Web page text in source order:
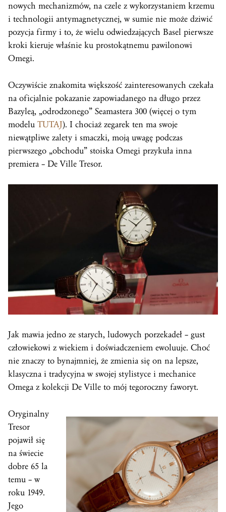
nowych mechanizmów, na czele z wykorzystaniem krzemu
i technologii antymagnetycznej, w sumie nie może dziwić
pozycja firmy i to, że wielu odwiedzających Basel pierwsze
kroki kieruje właśnie ku prostokątnemu pawilonowi
Omegi.
Oczywiście znakomita większość zainteresowanych czekała
na oficjalnie pokazanie zapowiadanego na długo przez
Bazyleą, „odrodzonego” Seamastera 300 (więcej o tym
modelu TUTAJ). I chociaż zegarek ten ma swoje
niewątpliwe zalety i smaczki, moją uwagę podczas
pierwszego „obchodu” stoiska Omegi przykuła inna
premiera – De Ville Tresor.
Jak mawia jedno ze starych, ludowych porzekadeł – gust
człowiekowi z wiekiem i doświadczeniem ewoluuje. Choć
nie znaczy to bynajmniej, że zmienia się on na lepsze,
klasyczna i tradycyjna w swojej stylistyce i mechanice
Omega z kolekcji De Ville to mój tegoroczny faworyt.
Oryginalny
Tresor
pojawił się
na świecie
dobre 65 la
temu – w
roku 1949.
Jego